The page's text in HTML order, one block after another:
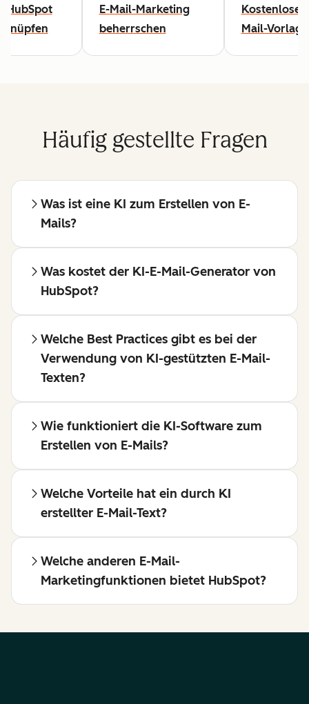
HubSpot
E-Mail-Marketing
beherrschen
Kostenlose
Mail-
Häufig gestellte Fragen
Was ist eine KI zum Erstellen von E-
Mails?
Was kostet der KI-E-Mail-Generator von
HubSpot?
Welche Best Practices gibt es bei der
Verwendung von KI-gestützten E-Mail-
Texten?
Wie funktioniert die KI-Software zum
Erstellen von E-Mails?
Welche Vorteile hat ein durch KI
erstellter E-Mail-Text?
Welche anderen E-Mail-
Marketingfunktionen bietet HubSpot?